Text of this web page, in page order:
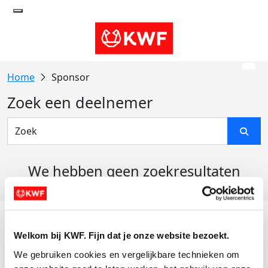
Welkom bij KWF. Fijn dat je onze website bezoekt.
We gebruiken cookies en vergelijkbare technieken om
Sponsor
Zoek een deelnemer
We hebben geen zoekresultaten
Actiematerialen
Evenementen